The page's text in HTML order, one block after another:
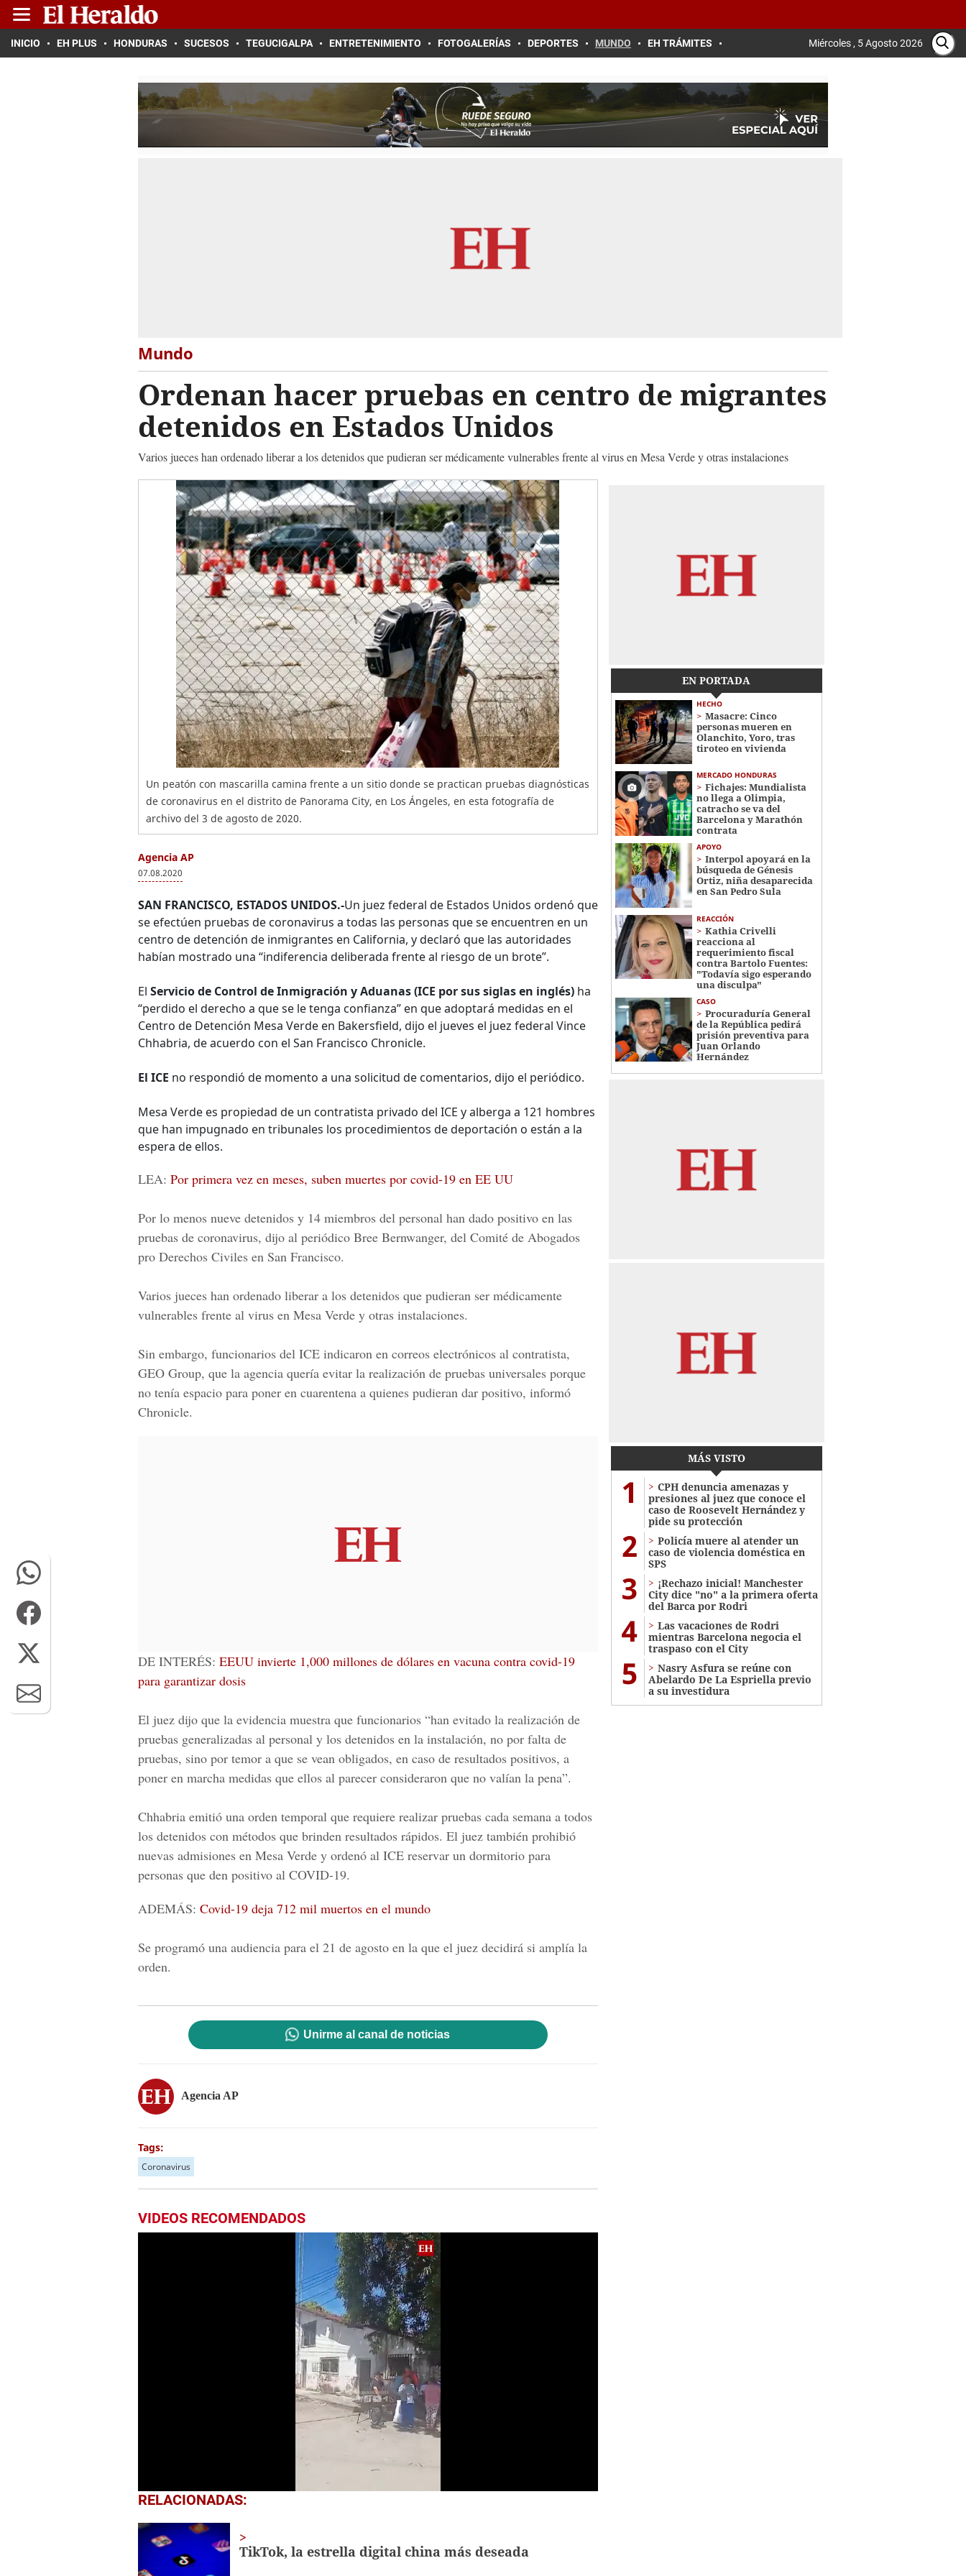
INICIO EH PLUS HONDURAS SUCESOS TEGUCIGALPA ENTRETENIMIENTO FOTOGALERÍAS DEPORTES MUNDO EH TRÁMITES Miércoles , 5 Agosto 2026
Mundo
Ordenan hacer pruebas en centro de migrantes
detenidos en Estados Unidos
Varios jueces han ordenado liberar a los detenidos que pudieran ser médicamente vulnerables frente al virus en Mesa Verde y otras instalaciones
Un peatón con mascarilla camina frente a un sitio donde se practican pruebas diagnósticas
de coronavirus en el distrito de Panorama City, en Los Ángeles, en esta fotografía de
archivo del 3 de agosto de 2020.
Agencia AP
07.08.2020
SAN FRANCISCO, ESTADOS UNIDOS.-Un juez federal de Estados Unidos ordenó que
se efectúen pruebas de coronavirus a todas las personas que se encuentren en un
centro de detención de inmigrantes en California, y declaró que las autoridades
habían mostrado una “indiferencia deliberada frente al riesgo de un brote”.
El Servicio de Control de Inmigración y Aduanas (ICE por sus siglas en inglés) ha
“perdido el derecho a que se le tenga confianza” en que adoptará medidas en el
Centro de Detención Mesa Verde en Bakersfield, dijo el jueves el juez federal Vince
Chhabria, de acuerdo con el San Francisco Chronicle.
El ICE no respondió de momento a una solicitud de comentarios, dijo el periódico.
Mesa Verde es propiedad de un contratista privado del ICE y alberga a 121 hombres
que han impugnado en tribunales los procedimientos de deportación o están a la
espera de ellos.
LEA: Por primera vez en meses, suben muertes por covid-19 en EE UU
Por lo menos nueve detenidos y 14 miembros del personal han dado positivo en las
pruebas de coronavirus, dijo al periódico Bree Bernwanger, del Comité de Abogados
pro Derechos Civiles en San Francisco.
Varios jueces han ordenado liberar a los detenidos que pudieran ser médicamente
vulnerables frente al virus en Mesa Verde y otras instalaciones.
Sin embargo, funcionarios del ICE indicaron en correos electrónicos al contratista,
GEO Group, que la agencia quería evitar la realización de pruebas universales porque
no tenía espacio para poner en cuarentena a quienes pudieran dar positivo, informó
Chronicle.
DE INTERÉS: EEUU invierte 1,000 millones de dólares en vacuna contra covid-19
para garantizar dosis
El juez dijo que la evidencia muestra que funcionarios “han evitado la realización de
pruebas generalizadas al personal y los detenidos en la instalación, no por falta de
pruebas, sino por temor a que se vean obligados, en caso de resultados positivos, a
poner en marcha medidas que ellos al parecer consideraron que no valían la pena”.
Chhabria emitió una orden temporal que requiere realizar pruebas cada semana a todos
los detenidos con métodos que brinden resultados rápidos. El juez también prohibió
nuevas admisiones en Mesa Verde y ordenó al ICE reservar un dormitorio para
personas que den positivo al COVID-19.
ADEMÁS: Covid-19 deja 712 mil muertos en el mundo
Se programó una audiencia para el 21 de agosto en la que el juez decidirá si amplía la
orden.
Unirme al canal de noticias
Agencia AP
Tags:
Coronavirus
VIDEOS RECOMENDADOS
0
seconds
54
seconds
Volume
RELACIONADAS:
TikTok, la estrella digital china más deseada
EN PORTADA
HECHO
Masacre: Cinco
personas mueren en
Olanchito, Yoro, tras
tiroteo en vivienda
MERCADO HONDURAS
Fichajes: Mundialista
no llega a Olimpia,
catracho se va del
Barcelona y Marathón
contrata
APOYO
Interpol apoyará en la
búsqueda de Génesis
Ortiz, niña desaparecida
en San Pedro Sula
REACCIÓN
Kathia Crivelli
reacciona al
requerimiento fiscal
contra Bartolo Fuentes:
"Todavía sigo esperando
una disculpa"
CASO
Procuraduría General
de la República pedirá
prisión preventiva para
Juan Orlando
Hernández
MÁS VISTO
1
CPH denuncia amenazas y
presiones al juez que conoce el
caso de Roosevelt Hernández y
pide su protección
2
Policía muere al atender un
caso de violencia doméstica en
SPS
3
¡Rechazo inicial! Manchester
City dice "no" a la primera oferta
del Barca por Rodri
4
Las vacaciones de Rodri
mientras Barcelona negocia el
traspaso con el City
5
Nasry Asfura se reúne con
Abelardo De La Espriella previo
a su investidura